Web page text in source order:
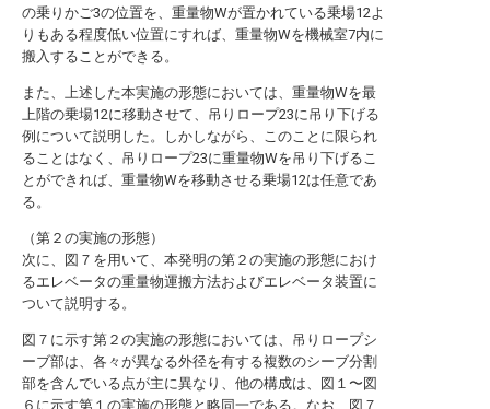
の乗りかご3の位置を、重量物Wが置かれている乗場12よ
りもある程度低い位置にすれば、重量物Wを機械室7内に
搬入することができる。
また、上述した本実施の形態においては、重量物Wを最
上階の乗場12に移動させて、吊りロープ23に吊り下げる
例について説明した。しかしながら、このことに限られ
ることはなく、吊りロープ23に重量物Wを吊り下げるこ
とができれば、重量物Wを移動させる乗場12は任意であ
る。
（第２の実施の形態）
次に、図７を用いて、本発明の第２の実施の形態におけ
るエレベータの重量物運搬方法およびエレベータ装置に
ついて説明する。
図７に示す第２の実施の形態においては、吊りロープシ
ーブ部は、各々が異なる外径を有する複数のシーブ分割
部を含んでいる点が主に異なり、他の構成は、図１〜図
６に示す第１の実施の形態と略同一である。なお、図７